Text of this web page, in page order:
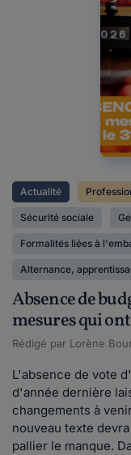
Actualité
Sécurité sociale
Formalités liées à
Alternance,
Absence de
mesures qui
Rédigé par Lorène
L'absence de vote
d'année dernière
changements à
nouveau texte
pallier le manque.